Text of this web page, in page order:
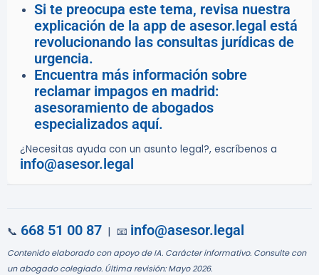
Si te preocupa este tema, revisa nuestra
explicación de la app de asesor.legal está
revolucionando las consultas jurídicas de
urgencia.
Encuentra más información sobre
reclamar impagos en madrid:
asesoramiento de abogados
especializados aquí.
¿Necesitas ayuda con un asunto legal?, escríbenos a
info@asesor.legal
📞 668 51 00 87 | 📧 info@asesor.legal
Contenido elaborado con apoyo de IA. Carácter informativo. Consulte con
un abogado colegiado. Última revisión: Mayo 2026.